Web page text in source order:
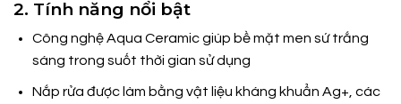
2. Tính năng nổi bật
Công nghệ Aqua Ceramic giúp bề mặt men sứ trắng
sáng trong suốt thời gian sử dụng
Nắp rửa được làm bằng vật liệu kháng khuẩn Ag+, các